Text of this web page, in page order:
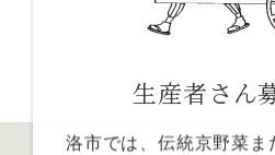
生産者さん
洛市では、伝統京野菜ま